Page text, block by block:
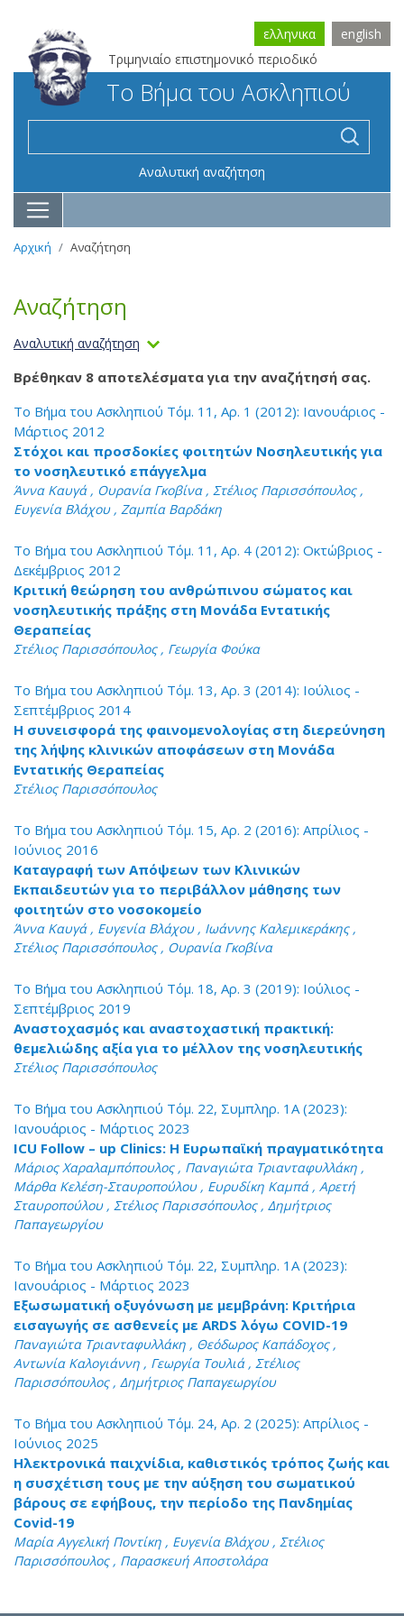
Τριμηνιαίο επιστημονικό περιοδικό
ελληνικα english
Το Βήμα του Ασκληπιού
Αναλυτική αναζήτηση
Αρχική Αναζήτηση
Αναζήτηση
Αναλυτική αναζήτηση
Βρέθηκαν 8 αποτελέσματα για την αναζήτησή σας.
Το Βήμα του Ασκληπιού Τόμ. 11, Αρ. 1 (2012): Ιανουάριος -
Μάρτιος 2012
Στόχοι και προσδοκίες φοιτητών Νοσηλευτικής για
το νοσηλευτικό επάγγελμα
Άννα Καυγά , Ουρανία Γκοβίνα , Στέλιος Παρισσόπουλος ,
Ευγενία Βλάχου , Ζαμπία Βαρδάκη
Το Βήμα του Ασκληπιού Τόμ. 11, Αρ. 4 (2012): Οκτώβριος -
Δεκέμβριος 2012
Κριτική θεώρηση του ανθρώπινου σώματος και
νοσηλευτικής πράξης στη Μονάδα Εντατικής
Θεραπείας
Στέλιος Παρισσόπουλος , Γεωργία Φούκα
Το Βήμα του Ασκληπιού Τόμ. 13, Αρ. 3 (2014): Ιούλιος -
Σεπτέμβριος 2014
Η συνεισφορά της φαινομενολογίας στη διερεύνηση
της λήψης κλινικών αποφάσεων στη Μονάδα
Εντατικής Θεραπείας
Στέλιος Παρισσόπουλος
Το Βήμα του Ασκληπιού Τόμ. 15, Αρ. 2 (2016): Απρίλιος -
Ιούνιος 2016
Καταγραφή των Απόψεων των Κλινικών
Εκπαιδευτών για το περιβάλλον μάθησης των
φοιτητών στο νοσοκομείο
Άννα Καυγά , Ευγενία Βλάχου , Ιωάννης Καλεμικεράκης ,
Στέλιος Παρισσόπουλος , Ουρανία Γκοβίνα
Το Βήμα του Ασκληπιού Τόμ. 18, Αρ. 3 (2019): Ιούλιος -
Σεπτέμβριος 2019
Αναστοχασμός και αναστοχαστική πρακτική:
θεμελιώδης αξία για το μέλλον της νοσηλευτικής
Στέλιος Παρισσόπουλος
Το Βήμα του Ασκληπιού Τόμ. 22, Συμπληρ. 1A (2023):
Ιανουάριος - Μάρτιος 2023
ICU Follow – up Clinics: Η Ευρωπαϊκή πραγματικότητα
Μάριος Χαραλαμπόπουλος , Παναγιώτα Τριανταφυλλάκη ,
Μάρθα Κελέση-Σταυροπούλου , Ευρυδίκη Καμπά , Αρετή
Σταυροπούλου , Στέλιος Παρισσόπουλος , Δημήτριος
Παπαγεωργίου
Το Βήμα του Ασκληπιού Τόμ. 22, Συμπληρ. 1A (2023):
Ιανουάριος - Μάρτιος 2023
Εξωσωματική οξυγόνωση με μεμβράνη: Κριτήρια
εισαγωγής σε ασθενείς με ARDS λόγω COVID-19
Παναγιώτα Τριανταφυλλάκη , Θεόδωρος Καπάδοχος ,
Αντωνία Καλογιάννη , Γεωργία Τουλιά , Στέλιος
Παρισσόπουλος , Δημήτριος Παπαγεωργίου
Το Βήμα του Ασκληπιού Τόμ. 24, Αρ. 2 (2025): Απρίλιος -
Ιούνιος 2025
Ηλεκτρονικά παιχνίδια, καθιστικός τρόπος ζωής και
η συσχέτιση τους με την αύξηση του σωματικού
βάρους σε εφήβους, την περίοδο της Πανδημίας
Covid-19
Μαρία Αγγελική Ποντίκη , Ευγενία Βλάχου , Στέλιος
Παρισσόπουλος , Παρασκευή Αποστολάρα